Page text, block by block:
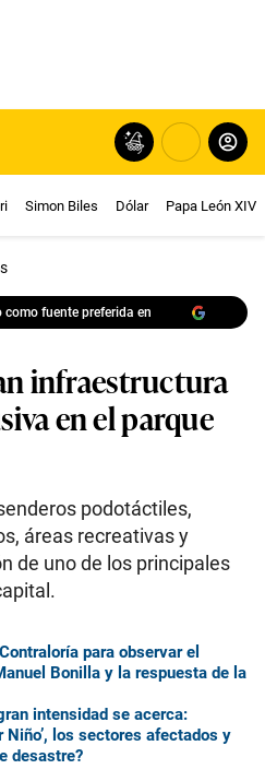
Simon Biles Dólar Papa León XIV
como fuente preferida en
infraestructura
en el parque
podotáctiles,
áreas recreativas y
de uno de los principales
para observar el
Bonilla y la respuesta de la
intensidad se acerca:
Niño’, los sectores afectados y
desastre?